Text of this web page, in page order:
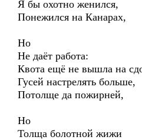
Я бы охотно женился,
Понежился на Канарах,
Но
Не даёт работа:
Квота ещё не вышла на
Гусей настрелять больше,
Потолще да пожирней,
Но
Толща болотной жижи